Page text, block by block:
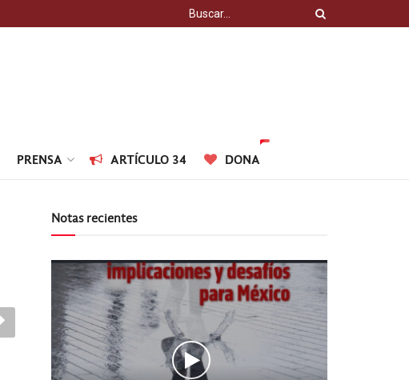
PRENSA ARTÍCULO 34 DONA
Notas recientes